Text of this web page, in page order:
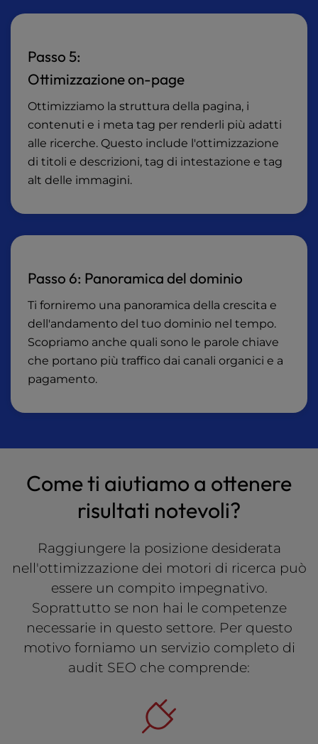
Passo 5:
Ottimizzazione on-page
Ottimizziamo la struttura della pagina, i
contenuti e i meta tag per renderli più adatti
alle ricerche. Questo include l'ottimizzazione
di titoli e descrizioni, tag di intestazione e tag
alt delle immagini.
Passo 6: Panoramica del dominio
Ti forniremo una panoramica della crescita e
dell'andamento del tuo dominio nel tempo.
Scopriamo anche quali sono le parole chiave
che portano più traffico dai canali organici e a
pagamento.
Come ti aiutiamo a ottenere
risultati notevoli?
Raggiungere la posizione desiderata
nell'ottimizzazione dei motori di ricerca può
essere un compito impegnativo.
Soprattutto se non hai le competenze
necessarie in questo settore. Per questo
motivo forniamo un servizio completo di
audit SEO che comprende: